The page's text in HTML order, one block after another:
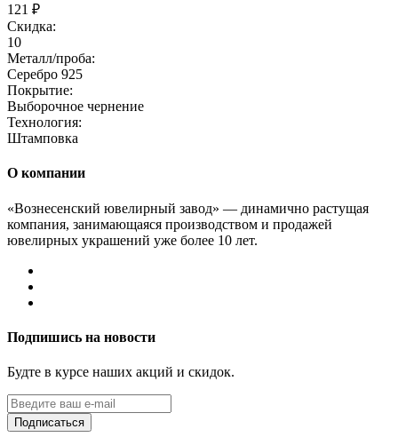
121 ₽
Скидка:
10
Металл/проба:
Серебро 925
Покрытие:
Выборочное чернение
Технология:
Штамповка
О компании
«Вознесенский ювелирный завод» — динамично растущая
компания, занимающаяся производством и продажей
ювелирных украшений уже более 10 лет.
Подпишись на новости
Будте в курсе наших акций и скидок.
Подписаться